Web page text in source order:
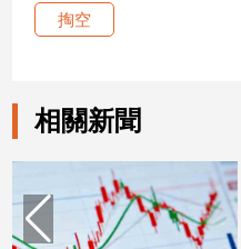
消
康/
親
子/
情
藝
掏空
相關新聞